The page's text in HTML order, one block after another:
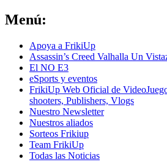
Menú:
Apoya a FrikiUp
Assassin’s Creed Valhalla Un
El NO E3
eSports y eventos
FrikiUp Web Oficial de
shooters, Publishers, Vlogs
Nuestro Newsletter
Nuestros aliados
Sorteos Frikiup
Team FrikiUp
Todas las Noticias